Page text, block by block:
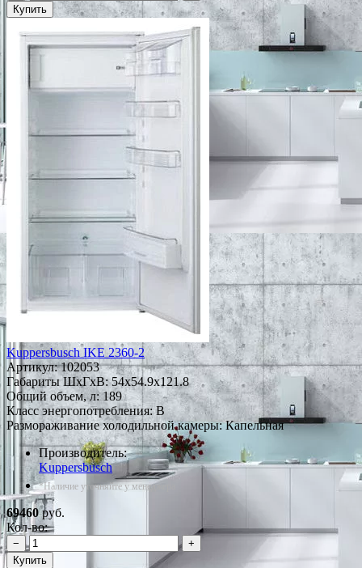
Купить
Kuppersbusch IKE 2360-2
Артикул:102053
Габариты ШxГxВ: 54x54.9x121.8
Общий объем, л: 189
Класс энергопотребления: B
Размораживание холодильной камеры: Капельная
Производитель:
Kuppersbusch
*Наличие уточняйте у менеджера
69460руб.
Кол-во:
−
+
Купить